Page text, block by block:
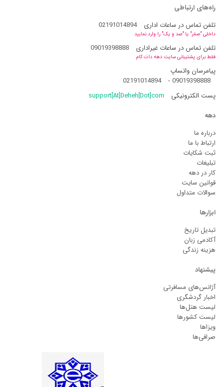
راه‌های ارتباطی
تلفن تماس در ساعات اداری
02191014894
داخلی "صفر" یا "صد و یک" را وارد نمایید
تلفن تماس در ساعات غیراداری 09019398888
فقط برای پشتیبانی سایت دهه دات کام
پیامرسان واتساپ
09019398888
-
02191014894
پست الکترونیکی
support[At]Deheh[Dot]com
دهه
درباره ما
ارتباط با ما
ثبت شکایات
تبلیغات
کار در دهه
قوانین سایت
سوالات متداول
ابزارها
تبدیل تاریخ
آکادمی زبان
هزینه زندگی
پیشنهاد
آژانس‌های مسافرتی
اخبار گردشگری
لیست هتل‌ها
لیست کشورها
ویزاها
صرافی‌ها